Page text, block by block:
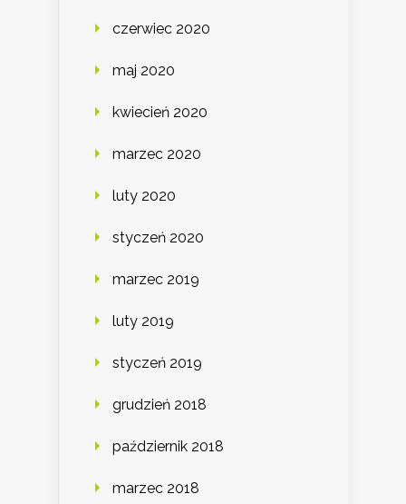
czerwiec 2020
maj 2020
kwiecień 2020
marzec 2020
luty 2020
styczeń 2020
marzec 2019
luty 2019
styczeń 2019
grudzień 2018
październik 2018
marzec 2018